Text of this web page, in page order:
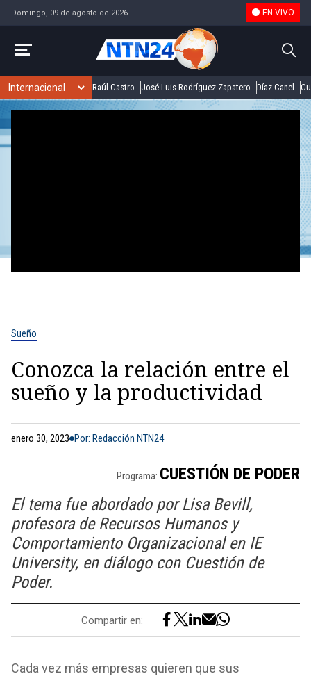
Domingo, 09 de agosto de 2026 EN VIVO
Raúl Castro José Luis Rodríguez Zapatero Díaz-Canel
Sueño
Conozca la relación entre el
sueño y la productividad
enero 30, 2023 Por: Redacción NTN24
Programa: CUESTIÓN DE PODER
El tema fue abordado por Lisa Bevill,
profesora de Recursos Humanos y
Comportamiento Organizacional en IE
University, en diálogo con Cuestión de
Poder.
Compartir en:
Cada vez más empresas quieren que sus